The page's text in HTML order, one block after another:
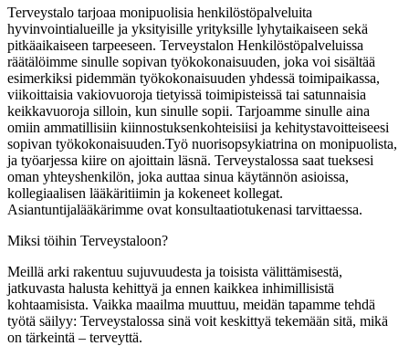
Terveystalo tarjoaa monipuolisia henkilöstöpalveluita
hyvinvointialueille ja yksityisille yrityksille lyhytaikaiseen sekä
pitkäaikaiseen tarpeeseen. Terveystalon Henkilöstöpalveluissa
räätälöimme sinulle sopivan työkokonaisuuden, joka voi sisältää
esimerkiksi pidemmän työkokonaisuuden yhdessä toimipaikassa,
viikoittaisia vakiovuoroja tietyissä toimipisteissä tai satunnaisia
keikkavuoroja silloin, kun sinulle sopii. Tarjoamme sinulle aina
omiin ammatillisiin kiinnostuksenkohteisiisi ja kehitystavoitteiseesi
sopivan työkokonaisuuden.Työ nuorisopsykiatrina on monipuolista,
ja työarjessa kiire on ajoittain läsnä. Terveystalossa saat tueksesi
oman yhteyshenkilön, joka auttaa sinua käytännön asioissa,
kollegiaalisen lääkäritiimin ja kokeneet kollegat.
Asiantuntijalääkärimme ovat konsultaatiotukenasi tarvittaessa.
Miksi töihin Terveystaloon?
Meillä arki rakentuu sujuvuudesta ja toisista välittämisestä,
jatkuvasta halusta kehittyä ja ennen kaikkea inhimillisistä
kohtaamisista. Vaikka maailma muuttuu, meidän tapamme tehdä
työtä säilyy: Terveystalossa sinä voit keskittyä tekemään sitä, mikä
on tärkeintä – terveyttä.